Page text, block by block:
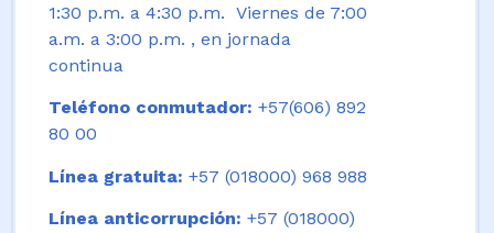
1:30 p.m. a 4:30 p.m. Viernes de 7:00
a.m. a 3:00 p.m. , en jornada
continua
Teléfono conmutador: +57(606) 892
80 00
Línea gratuita: +57 (018000) 968 988
Línea anticorrupción: +57 (018000)